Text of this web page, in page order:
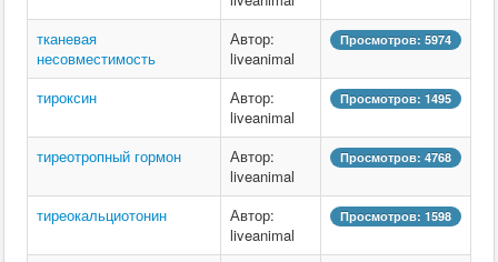
тканевая
несовместимость
Автор:
liveanimal
Просмотров: 5974
тироксин
Автор:
liveanimal
Просмотров: 1495
тиреотропный гормон
Автор:
liveanimal
Просмотров: 4768
тиреокальциотонин
Автор:
liveanimal
Просмотров: 1598